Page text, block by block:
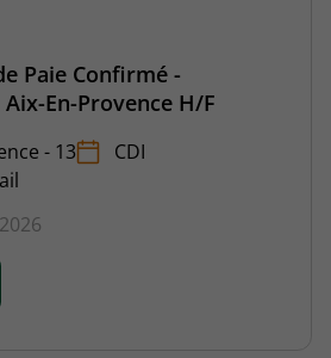
Paie Confirmé -
En-Provence H/F
- 13
CDI